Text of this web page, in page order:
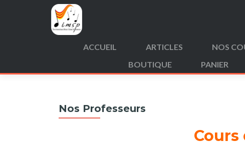
ACCUEIL ARTICLES NOS
BOUTIQUE
PANIER
Nos Professeurs